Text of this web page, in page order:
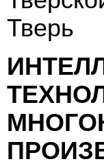
Тверь